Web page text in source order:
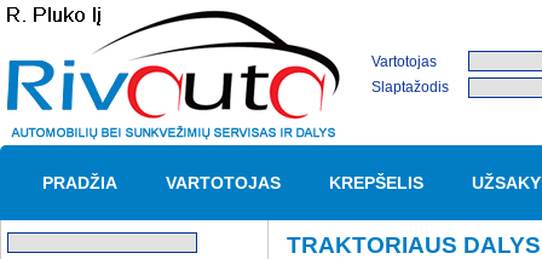
Vartotojas
Slaptažodis
PRADŽIA VARTOTOJAS KREPŠELIS
TRAKTORIAUS DALYS